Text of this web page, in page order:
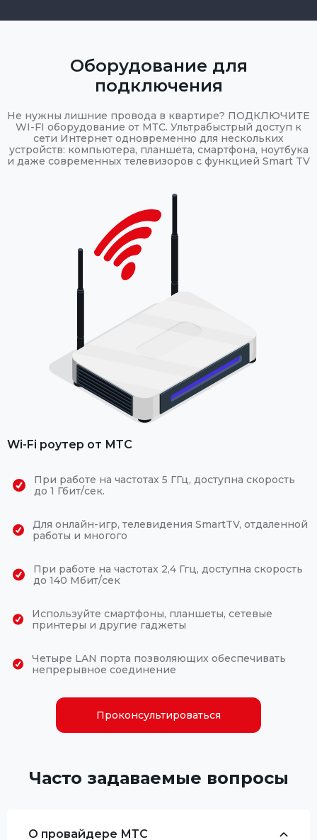
Оборудование для
подключения
Не нужны лишние провода в квартире? ПОДКЛЮЧИТЕ
WI-FI оборудование от МТС. Ультрабыстрый доступ к
сети Интернет одновременно для нескольких
устройств: компьютера, планшета, смартфона, ноутбука
и даже современных телевизоров с функцией Smart TV
Wi-Fi роутер от МТС
При работе на частотах 5 ГГц, доступна скорость
до 1 Гбит/сек.
Для онлайн-игр, телевидения SmartTV, отдаленной
работы и многого
При работе на частотах 2,4 Ггц, доступна скорость
до 140 Мбит/сек
Используйте смартфоны, планшеты, сетевые
принтеры и другие гаджеты
Четыре LAN порта позволяющих обеспечивать
непрерывное соединение
Проконсультироваться
Часто задаваемые вопросы
О провайдере МТС